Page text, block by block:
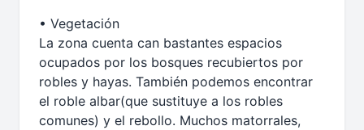
• Vegetación
La zona cuenta can bastantes espacios
ocupados por los bosques recubiertos por
robles y hayas. También podemos encontrar
el roble albar(que sustituye a los robles
comunes) y el rebollo. Muchos matorrales,